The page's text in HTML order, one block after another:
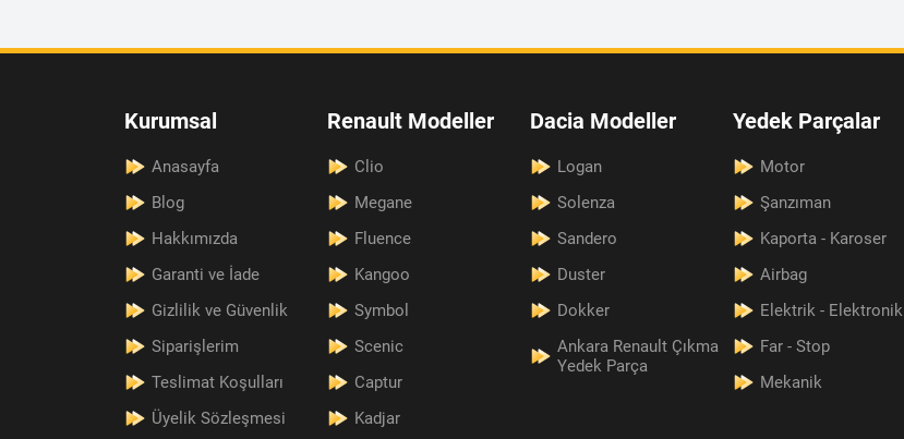
Kurumsal
Anasayfa
Blog
Hakkımızda
Garanti ve İade
Gizlilik ve Güvenlik
Siparişlerim
Teslimat Koşulları
Üyelik Sözleşmesi
Renault Modeller
Clio
Megane
Fluence
Kangoo
Symbol
Scenic
Captur
Kadjar
Dacia Modeller
Logan
Solenza
Sandero
Duster
Dokker
Ankara Renault Çıkma
Yedek Parça
Yedek Parçalar
Motor
Şanzıman
Kaporta - Karoser
Airbag
Elektrik - Elektronik
Far - Stop
Mekanik